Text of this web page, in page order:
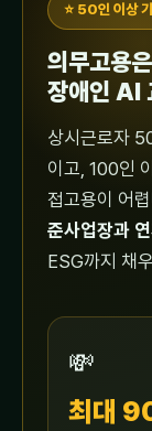
⭐ 50인 이상
의무고용은
장애인 AI
상시근로자
이고, 100인
접고용이 어
준사업장과 연
ESG까지 채
💸
최대